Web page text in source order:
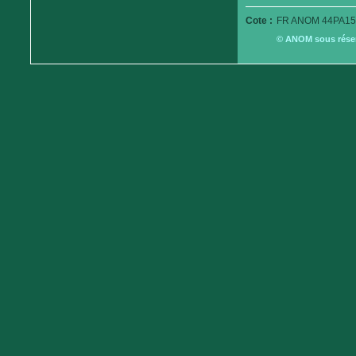
Cote : FR ANOM
© ANOM sous